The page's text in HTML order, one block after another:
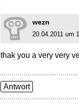
wezn
20.04.2011 um
thak you a very very
Antwort